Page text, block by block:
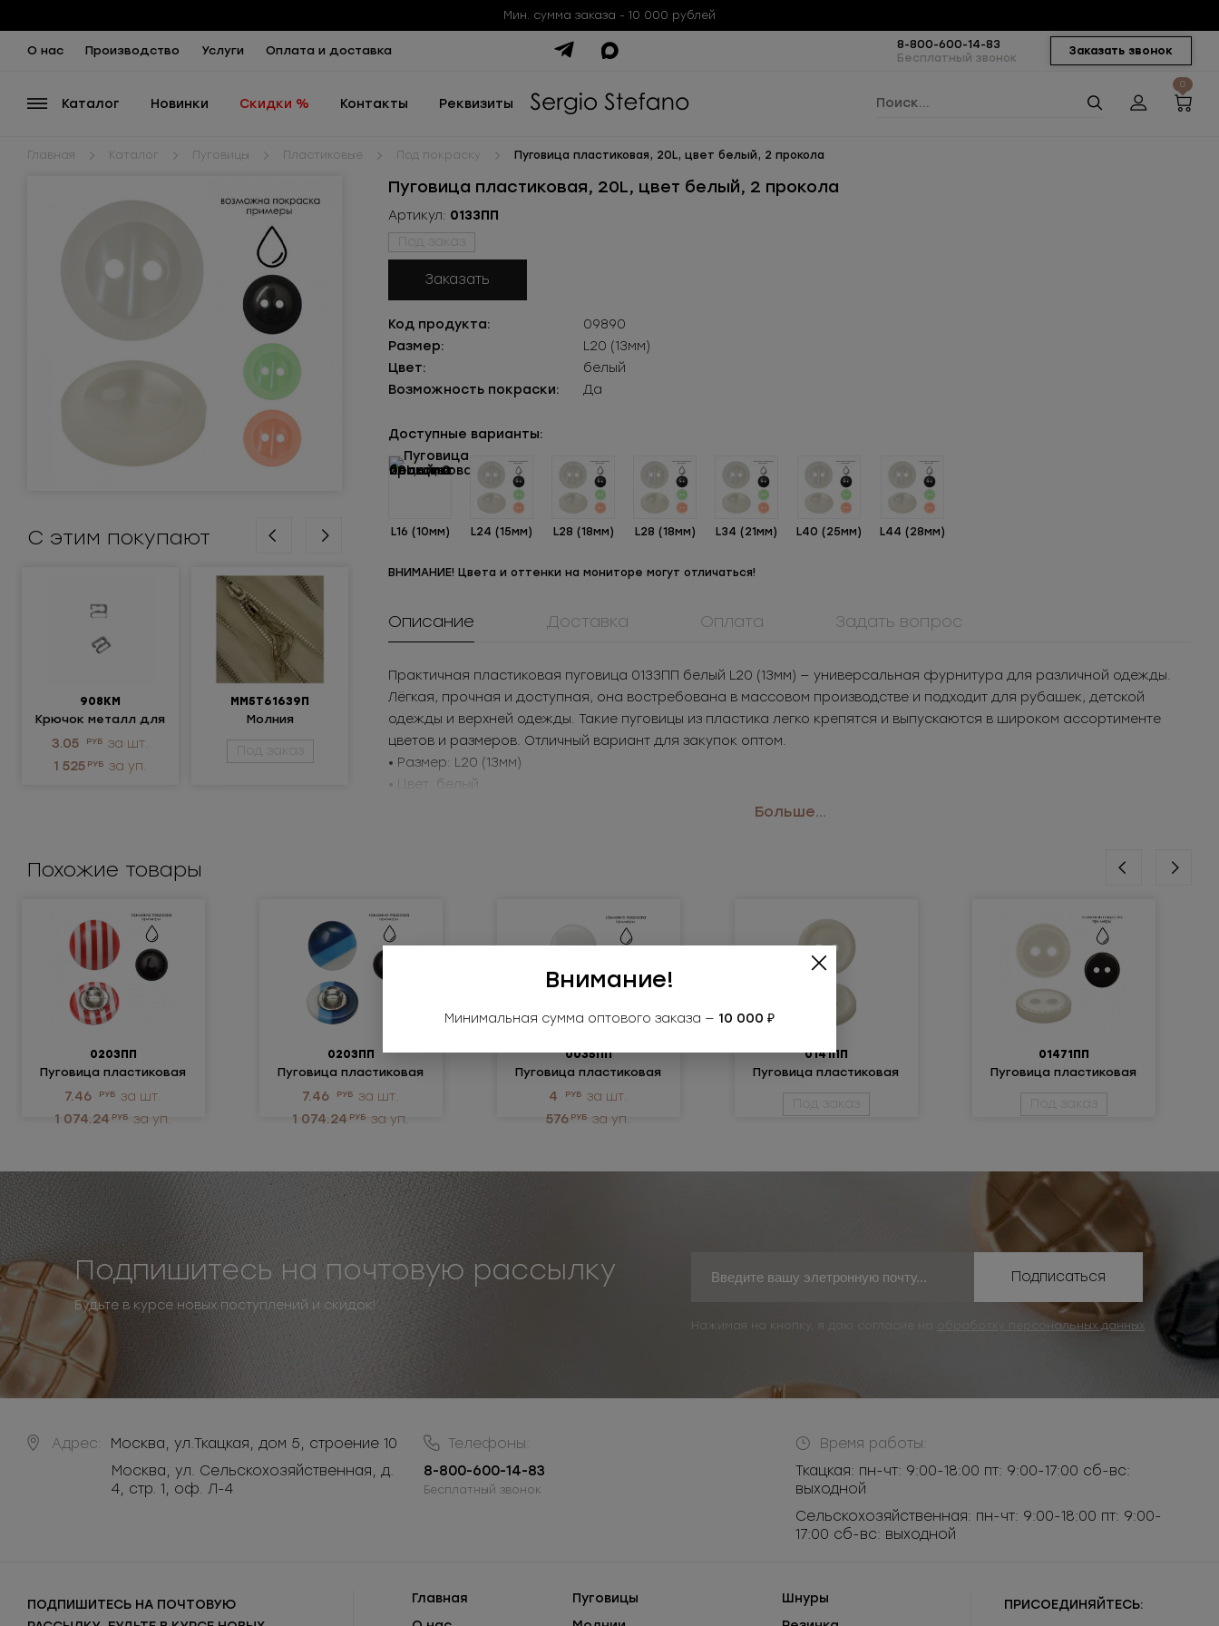
Мин. сумма заказа - 10 000 рублей
О нас Производство Услуги Оплата и доставка Заказать звонок
8-800-600-14-83
Бесплатный звонок
Каталог Новинки Скидки % Контакты Реквизиты
0
Главная Каталог Пуговицы Пластиковые Под покраску Пуговица пластиковая, 20L, цвет белый, 2 прокола
С этим покупают
908КМ
Крючок металл для
нижнего белья
3.05 РУБ за шт.
1 525 РУБ за уп.
ММ5Т61639П
Молния
металлическая
неразъемная 5Т
Под заказ
0061ПП
Пуговица
пластиковая
21.32 РУБ
за шт.
3 070.08 РУБ за уп.
908КМ
Крючок металл для
нижнего белья
3.05 РУБза шт.
ММ5Т61639П
Молния
металлическая
0061ПП
Пуговица
Пуговица пластиковая, 20L, цвет белый, 2 прокола
Артикул: 0133ПП
Под заказ
Заказать
Код продукта:
09890
Размер:
L20 (13мм)
Цвет:
белый
Возможность покраски:
Да
Доступные варианты:
L16 (10мм) L24 (15мм) L28 (18мм) L28 (18мм) L34 (21мм) L40 (25мм) L44 (28мм)
ВНИМАНИЕ! Цвета и оттенки на мониторе могут отличаться!
Описание Доставка Оплата Задать вопрос
Практичная пластиковая пуговица 0133ПП белый L20 (13мм) — универсальная фурнитура для различной одежды.
Лёгкая, прочная и доступная, она востребована в массовом производстве и подходит для рубашек, детской
одежды и верхней одежды. Такие пуговицы из пластика легко крепятся и выпускаются в широком ассортименте
цветов и размеров. Отличный вариант для закупок оптом.
• Размер: L20 (13мм)
• Цвет: белый
Применение: рубашки, детская одежда, верхняя одеждаБольше...
Похожие товары
0203ПП
Пуговица пластиковая
7.46 РУБ за шт.
1 074.24 РУБ за уп.
0203ПП
Пуговица пластиковая
7.46 РУБ за шт.
1 074.24 РУБ за уп.
0035ПП
Пуговица пластиковая
4 РУБ за шт.
576 РУБ за уп.
0141ПП
Пуговица пластиковая
Под заказ
01471ПП
Пуговица пластиковая
Под заказ
Подпишитесь на почтовую рассылку
Будьте в курсе новых поступлений и скидок!
Подписаться
Нажимая на кнопку, я даю согласие на обработку персональных данных
Адрес: Москва, ул.Ткацкая, дом 5, строение 10
Москва, ул. Сельскохозяйственная, д.
4, стр. 1, оф. Л-4
Телефоны:
8-800-600-14-83
Бесплатный звонок
Время работы:
Ткацкая: пн-чт: 9:00-18:00 пт: 9:00-17:00 сб-вс:
выходной
Сельскохозяйственная: пн-чт: 9:00-18:00 пт: 9:00-
17:00 сб-вс: выходной
ПОДПИШИТЕСЬ НА ПОЧТОВУЮ
Главная
Пуговицы
Шнуры
ПРИСОЕДИНЯЙТЕСЬ:
Внимание!
Минимальная сумма оптового заказа — 10 000 ₽